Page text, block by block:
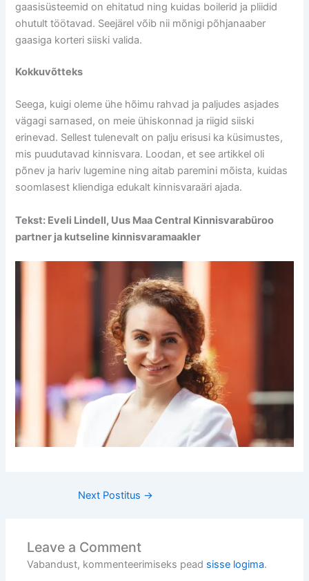
gaasisüsteemid on ehitatud ning kuidas boilerid ja pliidid
ohutult töötavad. Seejärel võib nii mõnigi põhjanaaber
gaasiga korteri siiski valida.
Kokkuvõtteks
Seega, kuigi oleme ühe hõimu rahvad ja paljudes asjades
vägagi sarnased, on meie ühiskonnad ja riigid siiski
erinevad. Sellest tulenevalt on palju erisusi ka küsimustes,
mis puudutavad kinnisvara. Loodan, et see artikkel oli
põnev ja hariv lugemine ning aitab paremini mõista, kuidas
soomlasest kliendiga edukalt kinnisvaraäri ajada.
Tekst: Eveli Lindell, Uus Maa Central Kinnisvarabüroo
partner ja kutseline kinnisvaramaakler
Next Postitus →
Leave a Comment
Vabandust, kommenteerimiseks pead sisse logima.